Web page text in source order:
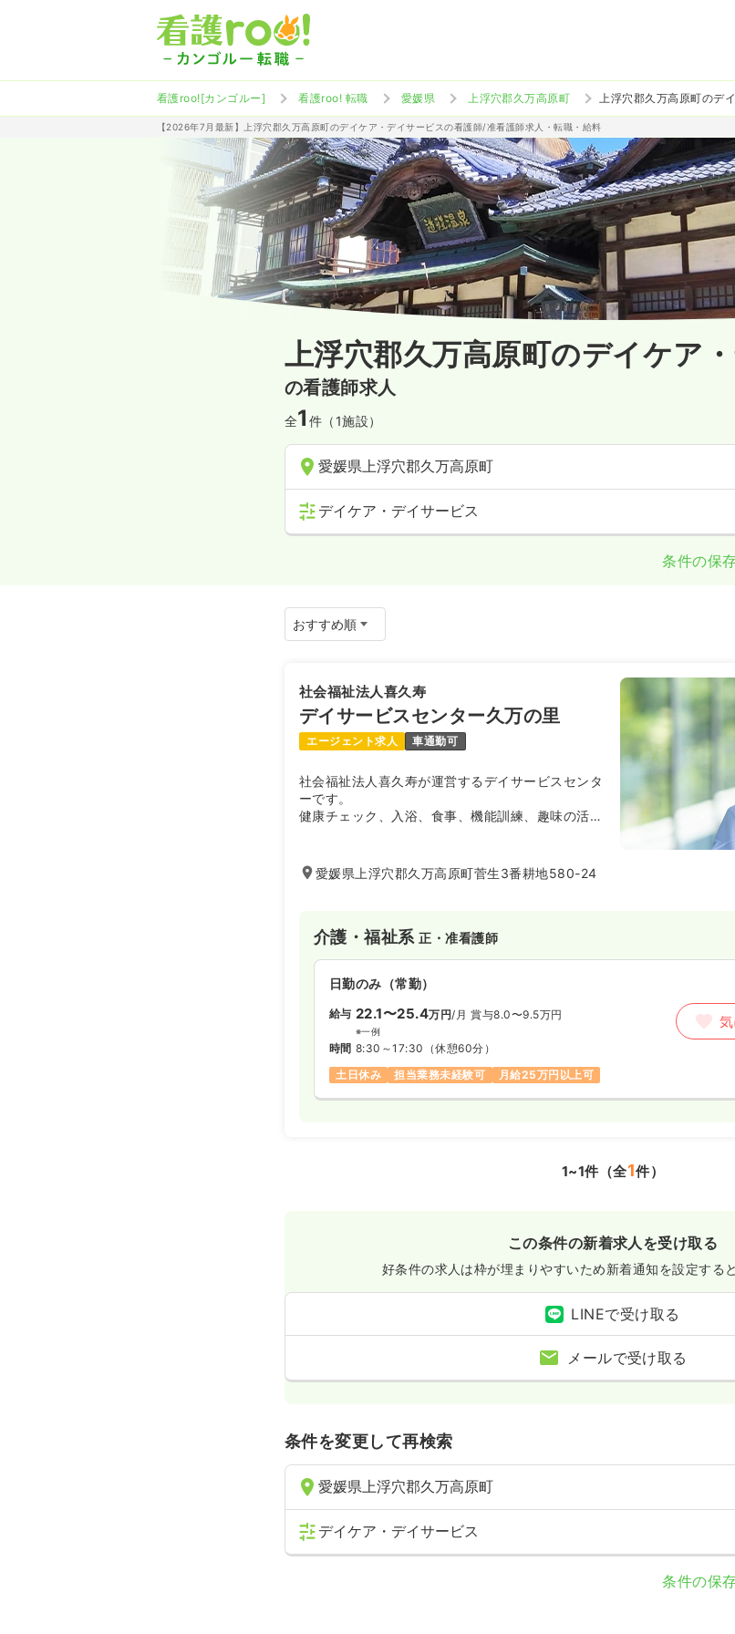
看護roo![カンゴルー] 看護roo! 転職 愛媛県 上浮穴郡久万高原町 上浮穴郡久万高原町のデ
【2026年7月最新】上浮穴郡久万高原町のデイケア・デイサービスの看護師/准看護師求人・転職・給料
上浮穴郡久万高原町のデイケア
の看護師求人
全1 件（1施設）
愛媛県上浮穴郡久万高原町
デイケア・デイサービス
条件の保
社会福祉法人喜久寿
デイサービスセンター久万の里
エージェント求人 車通勤可
社会福祉法人喜久寿が運営するデイサービスセンタ
ーです。
健康チェック、入浴、食事、機能訓練、趣味の活
愛媛県上浮穴郡久万高原町菅生3番耕地580-24
介護・福祉系正・准看護師
日勤のみ（常勤）
給与 22.1〜25.4万円/月 賞与8.0〜9.5万円
※一例
時間 8:30～17:30 （休憩60分）
土日休み
担当業務未経験可 月給25万円以上可
1~1件（全1件）
この条件の新着求人を受け取る
好条件の求人は枠が埋まりやすいため新着通知を設定する
LINEで受け取る
メールで受け取る
条件を変更して再検索
愛媛県上浮穴郡久万高原町
デイケア・デイサービス
条件の保